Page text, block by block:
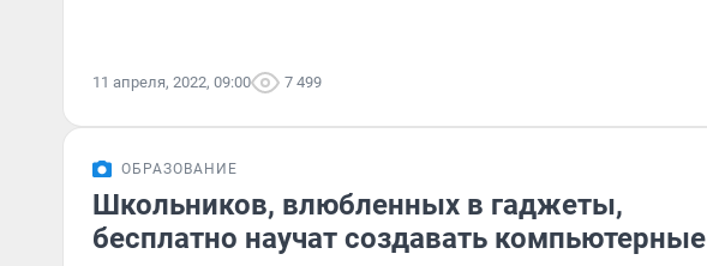
11 апреля, 2022, 09:00 7 499
ОБРАЗОВАНИЕ
Школьников, влюбленных в гаджеты,
бесплатно научат создавать компьютерные